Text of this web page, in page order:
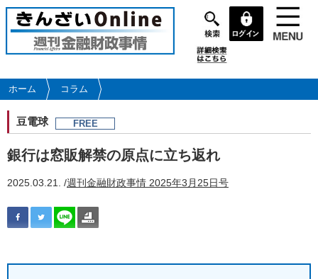
メ
イ
コ
ン
に
移
動
ホーム コラム
豆電球 FREE
銀行は窓販解禁の原点に立ち返れ
2025.03.21. /週刊金融財政事情 2025年3月25日号